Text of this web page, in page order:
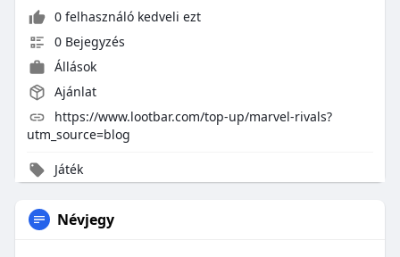
0 felhasználó kedveli ezt
0 Bejegyzés
Állások
Ajánlat
https://www.lootbar.com/top-up/marvel-rivals?
utm_source=blog
Játék
Névjegy